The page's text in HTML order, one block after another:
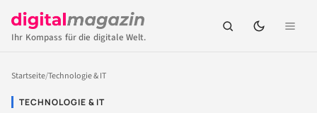
Ihr Kompass für die digitale Welt.
Startseite/Technologie & IT
TECHNOLOGIE & IT